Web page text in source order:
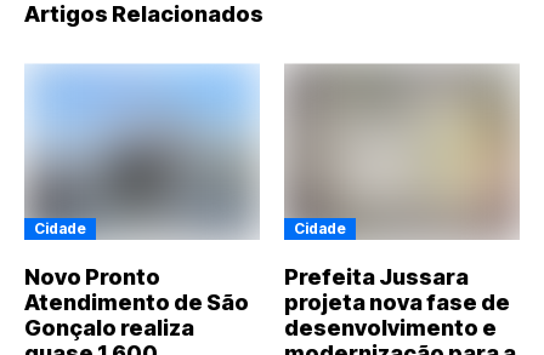
Artigos Relacionados
Cidade
Novo Pronto
Atendimento de São
Gonçalo realiza
Cidade
Prefeita Jussara
projeta nova fase de
desenvolvimento e